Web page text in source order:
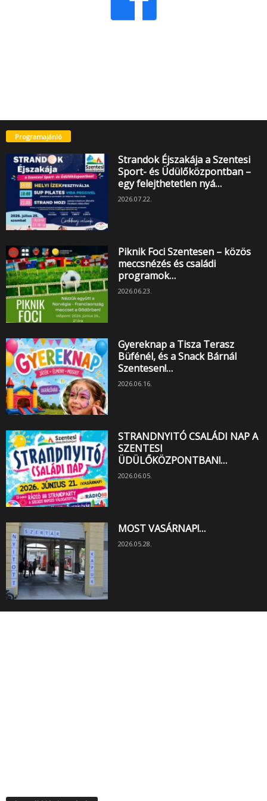
Programajánló
Strandok Éjszakája a Szentesi
Sport- és Üdülőközpontban –
egy felejthetetlen nyá…
2026.07.22.
Piknik Foci Szentesen – közös
meccsnézés és családi
programok…
2026.06.23.
Gyereknap a Tisza Terasz
Büfénél, és a Snack Bárnál
Szentesen!…
2026.06.16.
STRANDNYITÓ CSALÁDI NAP A
SZENTESI
ÜDÜLŐKÖZPONTBAN!…
2026.06.05.
MOST VASÁRNAP!…
2026.05.28.